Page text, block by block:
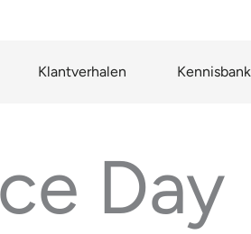
Klantverhalen Kennisbank
Day